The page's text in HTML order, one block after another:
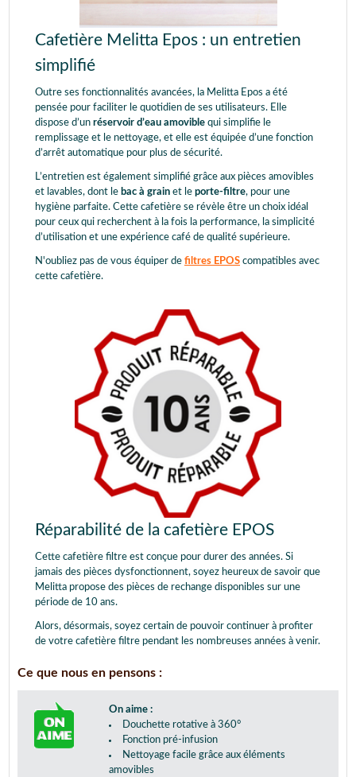
Cafetière Melitta Epos : un entretien
simplifié
Outre ses fonctionnalités avancées, la Melitta Epos a été
pensée pour faciliter le quotidien de ses utilisateurs. Elle
dispose d’un réservoir d’eau amovible qui simplifie le
remplissage et le nettoyage, et elle est équipée d’une fonction
d’arrêt automatique pour plus de sécurité.
L’entretien est également simplifié grâce aux pièces amovibles
et lavables, dont le bac à grain et le porte-filtre, pour une
hygiène parfaite. Cette cafetière se révèle être un choix idéal
pour ceux qui recherchent à la fois la performance, la simplicité
d’utilisation et une expérience café de qualité supérieure.
N'oubliez pas de vous équiper de filtres EPOS compatibles avec
cette cafetière.
Réparabilité de la cafetière EPOS
Cette cafetière filtre est conçue pour durer des années. Si
jamais des pièces dysfonctionnent, soyez heureux de savoir que
Melitta propose des pièces de rechange disponibles sur une
période de 10 ans.
Alors, désormais, soyez certain de pouvoir continuer à profiter
de votre cafetière filtre pendant les nombreuses années à venir.
Ce que nous en pensons :
On aime :
Douchette rotative à 360°
Fonction pré-infusion
Nettoyage facile grâce aux éléments
amovibles